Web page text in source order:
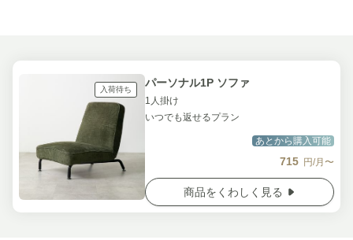
入荷待ち パーソナル1P ソファ
1人掛け
いつでも返せるプラン
あとから購入可能
715 円/月〜
商品をくわしく見る